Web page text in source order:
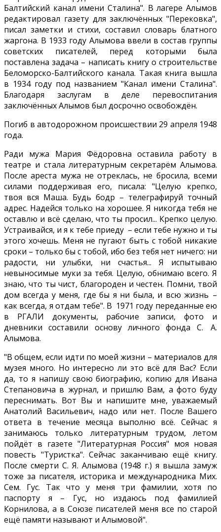
Балтийский канал имени Сталина". В лагере Алымов
редактировал газету для заключённых "Перековка",
писал заметки и стихи, составил словарь блатного
жаргона. В 1933 году Алымова ввели в состав группы
советских писателей, перед которыми была
поставлена задача – написать книгу о строительстве
Беломорско-Балтийского канала. Такая книга вышла
в 1934 году под названием "Канал имени Сталина".
Благодаря заслугам в деле перевоспитания
заключённых Алымов был досрочно освобождён.
Погиб в автодорожном происшествии 29 апреля 1948
года.
Ради мужа Мария Фёдоровна оставила работу в
театре и стала литературным секретарём Алымова.
После ареста мужа не отреклась, не бросила, всеми
силами поддерживая его, писала: "Целую крепко,
твоя вся Маша. Будь бодр – телеграфируй точный
адрес. Надейся только на хорошее. Я никогда тебя не
оставлю и всё сделаю, что ты просил... Крепко целую.
Устраивайся, и я к тебе приеду – если тебе нужно и ты
этого хочешь. Меня не пугают быть с тобой никакие
сроки – только бы с тобой, ибо без тебя нет ничего: ни
радости, ни улыбки, ни счастья... Я испытываю
невыносимые муки за тебя. Целую, обнимаю всего. Я
знаю, что ты чист, благороден и честен. Помни, твой
дом всегда у меня, где бы я ни была, и всю жизнь –
как всегда, я отдам тебе". В 1971 году переданные ею
в РГАЛИ документы, рабочие записи, фото и
дневники составили основу личного фонда С. А.
Алымова.
"В общем, если идти по моей жизни – материалов для
музея много. Но интересно ли это всё для Вас? Если
да, то я напишу свою биографию, копию для Ивана
Степановича в журнал, и пришлю Вам, а фото буду
переснимать. Вот Вы и напишите мне, уважаемый
Анатолий Васильевич, надо или нет. После Вашего
ответа в течение месяца выполню всё. Сейчас я
занимаюсь только литературным трудом, летом
пойдёт в газете "Литературная Россия" моя новая
повесть "Туристка". Сейчас заканчиваю ещё книгу.
После смерти С. Я. Алымова (1948 г.) я вышла замуж
тоже за писателя, историка и международника Мих.
Сем. Гус. Так что у меня три фамилии, хотя по
паспорту я – Гус, но издаюсь под фамилией
Корнилова, а в Союзе писателей меня все по старой
ещё памяти называют и Алымовой".